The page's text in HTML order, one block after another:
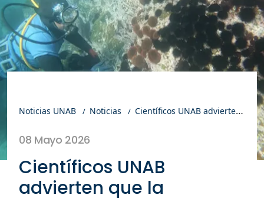
Noticias UNAB Noticias Científicos UNAB advierten que la sobrepoblación de erizos negros está devastando los fondos marinos en Chile
08 Mayo 2026
Científicos UNAB
advierten que la